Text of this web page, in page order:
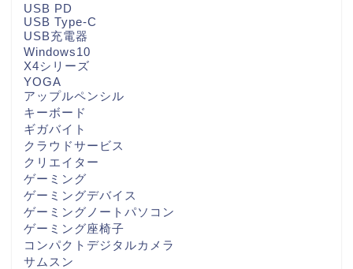
USB PD
USB Type-C
USB充電器
Windows10
X4シリーズ
YOGA
アップルペンシル
キーボード
ギガバイト
クラウドサービス
クリエイター
ゲーミング
ゲーミングデバイス
ゲーミングノートパソコン
ゲーミング座椅子
コンパクトデジタルカメラ
サムスン